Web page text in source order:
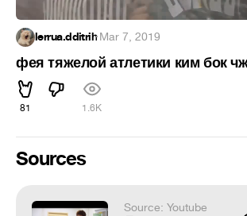
lerrua.dditrih·Mar 7, 2019
фея тяжелой атлетики ким бок
81 1.6K
Sources
Source: Youtube